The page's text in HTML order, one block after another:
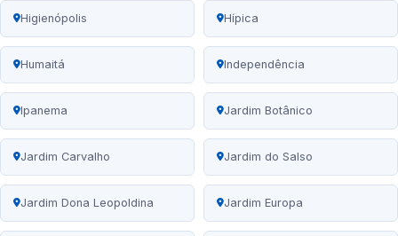
Higienópolis Hípica
Humaitá Independência
Ipanema Jardim Botânico
Jardim Carvalho Jardim do Salso
Jardim Dona Leopoldina Jardim Europa